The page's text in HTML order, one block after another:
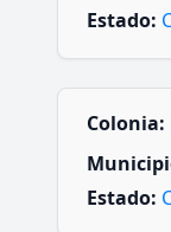
Estado:
Colonia:
Estado: